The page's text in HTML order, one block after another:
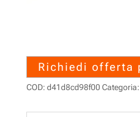
Richiedi offerta
COD: d41d8cd98f00 Categoria: